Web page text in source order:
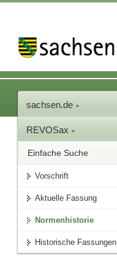
sachsen.de
REVOSax
Einfache Suche
Vorschrift
Aktuelle Fassung
Normenhistorie
Historische Fassungen